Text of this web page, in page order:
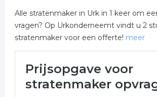
Alle stratenmaker in Urk in 1 keer om
vragen? Op Urkonderneemt vindt u 2
stratenmaker voor een offerte! meer
In onderstaande lijst zijn alle
weergegeven voor een prijs indicatie.
Prijsopgave voor
stratenmaker